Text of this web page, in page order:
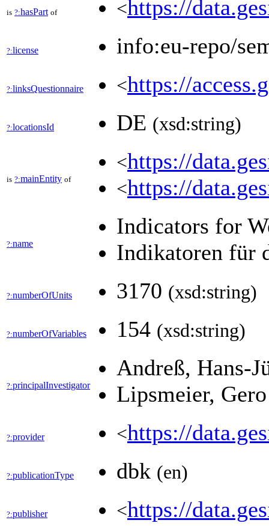
is ?:hasPart of <https://
?:license info:eu-repo/
?:linksQuestionnaire <https://
?:locationsId DE (xsd:string)
is ?:mainEntity of
<https://
<https://
?:name
Indicators for
Indikatoren für
?:numberOfUnits 3170 (xsd:string)
?:numberOfVariables 154 (xsd:string)
?:principalInvestigator
Andreß, Hans-
Lipsmeier,
?:provider <https://
?:publicationType dbk (en)
?:publisher <https://